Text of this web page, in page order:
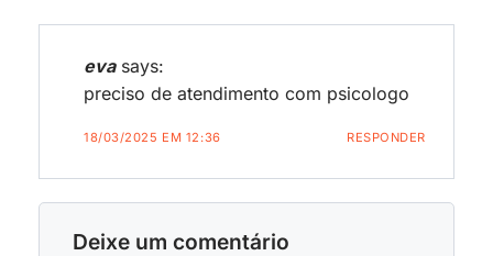
eva says:
preciso de atendimento com psicologo
18/03/2025 EM 12:36 RESPONDER
Deixe um comentário